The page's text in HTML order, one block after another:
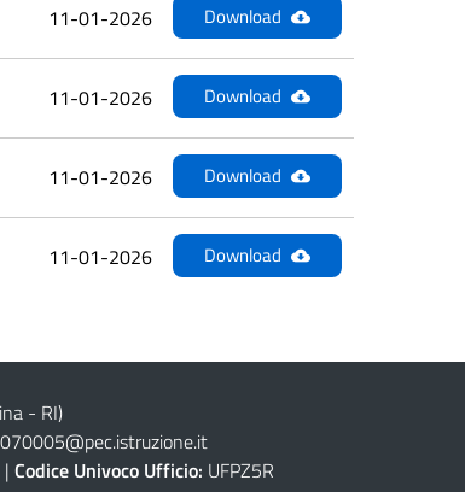
11-01-2026 Download
11-01-2026 Download
11-01-2026 Download
11-01-2026 Download
- RI)
Codice Univoco Ufficio: UFPZ5R